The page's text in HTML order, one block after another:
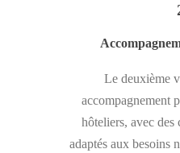
Le deuxième
accompagnement
hôteliers, avec des
adaptés aux besoins